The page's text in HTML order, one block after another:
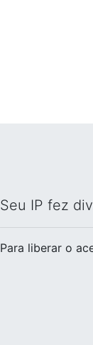
Seu IP fez
Para liberar o